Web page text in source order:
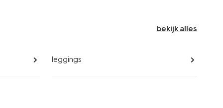
bekijk alles
leggings